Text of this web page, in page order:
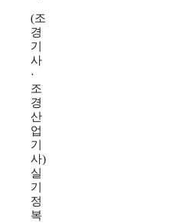
(조
경
기
사
·
조
경
산
업
기
사)
실
기
정
복